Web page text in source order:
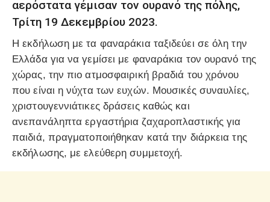
αερόστατα γέμισαν τον ουρανό της πόλης,
Τρίτη 19 Δεκεμβρίου 2023.
Η εκδήλωση με τα φαναράκια ταξιδεύει σε όλη την
Ελλάδα για να γεμίσει με φαναράκια τον ουρανό της
χώρας, την πιο ατμοσφαιρική βραδιά του χρόνου
που είναι η νύχτα των ευχών. Μουσικές συναυλίες,
χριστουγεννιάτικες δράσεις καθώς και
ανεπανάληπτα εργαστήρια ζαχαροπλαστικής για
παιδιά, πραγματοποιήθηκαν κατά την διάρκεια της
εκδήλωσης, με ελεύθερη συμμετοχή.